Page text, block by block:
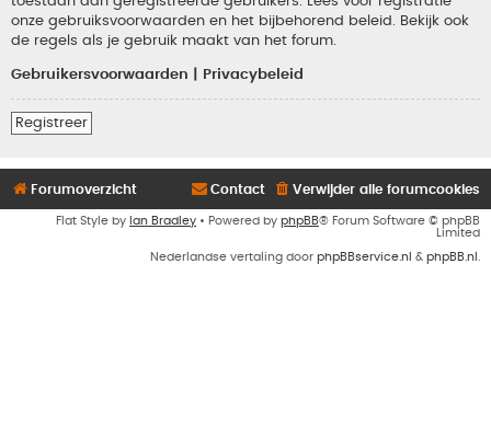
onze gebruiksvoorwaarden en het bijbehorend beleid. Bekijk ook
de regels als je gebruik maakt van het forum.
Gebruikersvoorwaarden Privacybeleid
Registreer
Forumoverzicht Verwijder alle forumcookies
Contact
Flat Style by Ian Bradley • Powered by phpBB® Forum Software © phpBB
Limited
Nederlandse vertaling door phpBBservice.nl & phpBB.nl .